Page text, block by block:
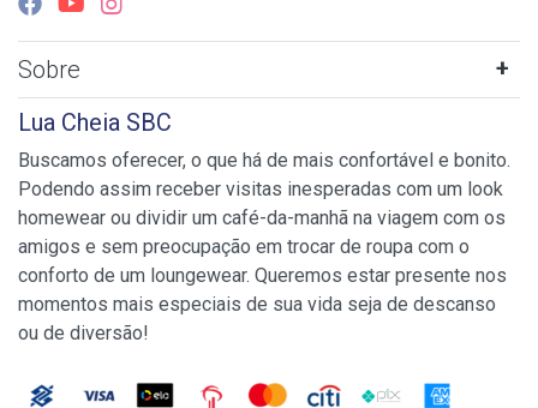
Sobre
Lua Cheia SBC
Buscamos oferecer, o que há de mais confortável e bonito.
Podendo assim receber visitas inesperadas com um look
homewear ou dividir um café-da-manhã na viagem com os
amigos e sem preocupação em trocar de roupa com o
conforto de um loungewear. Queremos estar presente nos
momentos mais especiais de sua vida seja de descanso
ou de diversão!